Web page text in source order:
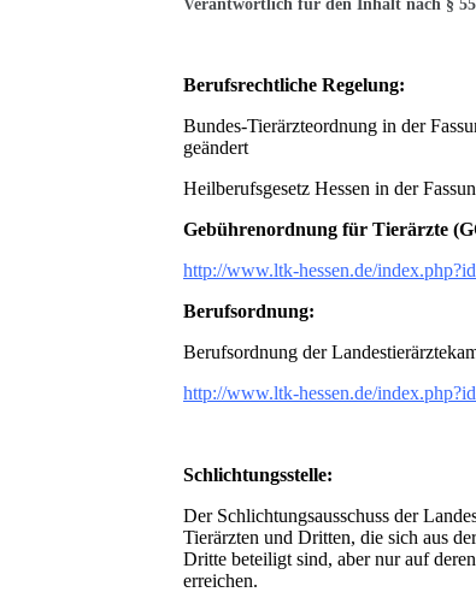
Verantwortlich für den Inhalt nach §
Berufsrechtliche Regelung:
Bundes-Tierärzteordnung in der
geändert
Heilberufsgesetz Hessen in der
Gebührenordnung für Tierärzte
http://www.ltk-hessen.de/
Berufsordnung:
Berufsordnung der
http://www.ltk-hessen.de/
Schlichtungsstelle:
Der Schlichtungsausschuss der
Tierärzten und Dritten, die sich aus
Dritte beteiligt sind, aber nur auf
erreichen.